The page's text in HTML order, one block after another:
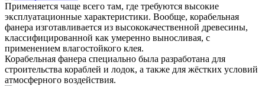
Применяется чаще всего там, где требуются высокие
эксплуатационные характеристики. Вообще, корабельная
фанера изготавливается из высококачественной древесины,
классифицированной как умеренно выносливая, с
применением влагостойкого клея.
Корабельная фанера специально была разработана для
строительства кораблей и лодок, а также для жёстких условий
атмосферного воздействия.